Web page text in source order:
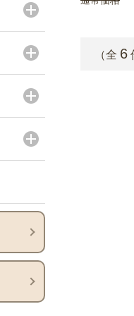
（全 6